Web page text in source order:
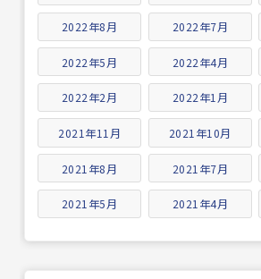
2022年8月 2022年7月
2022年5月 2022年4月
2022年2月 2022年1月
2021年11月 2021年10月
2021年8月 2021年7月
2021年5月 2021年4月